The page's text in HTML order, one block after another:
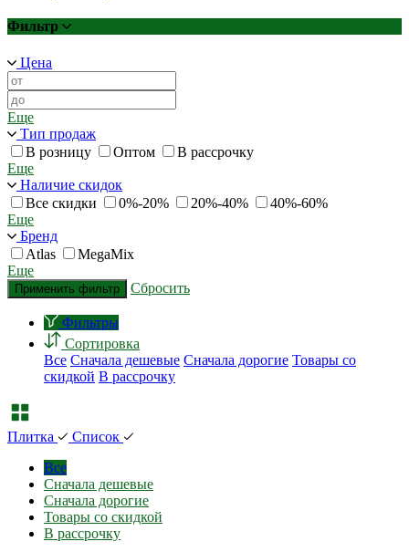
Фильтр
Цена
Еще
Тип продаж
В розницу
Оптом
В рассрочку
Еще
Наличие скидок
Все скидки
0%-20% 20%-40%
40%-60%
Еще
Бренд
Atlas
MegaMix
Еще
Применить фильтр Сбросить
Фильтры
Сортировка
Все Сначала дешевые Сначала дорогие Товары со
скидкой В рассрочку
Плитка
Список
Все
Сначала дешевые
Сначала дорогие
Товары со скидкой
В рассрочку